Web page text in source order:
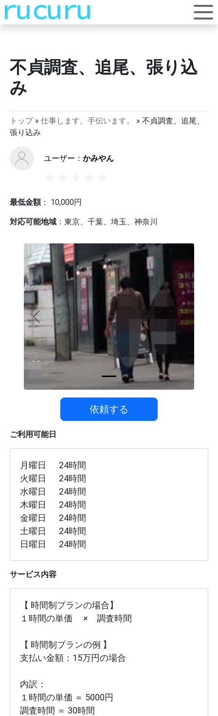
不貞調査、追尾、張り込
み
トップ» 仕事します。手伝います。 » 不貞調査、追尾、
張り込み
ユーザー： かみやん
最低金額： 10,000円
対応可能地域 ： 東京、千葉、埼玉、神奈川
Previous Next
依頼する
ご利用可能日
月曜日
24時間
火曜日
24時間
水曜日
24時間
木曜日
24時間
金曜日
24時間
土曜日
24時間
日曜日
24時間
サービス内容
【 時間制プランの場合】
１時間の単価　 ×　調査時間
【 時間制プランの例 】
支払い金額：15万円の場合
内訳：
１時間の単価 ＝ 5000円
調査時間 ＝ 30時間